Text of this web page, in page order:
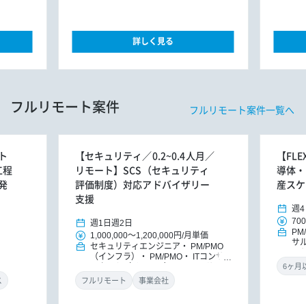
詳しく見る
フルリモート案件 フルリモート案件一覧へ
程
【セキュリティ／0.2~0.4人月／
リモート】SCS（セキュリティ
評価制度）対応アドバイザリー
支援
週1日 週2日
1,000,000～1,200,000円/月単価
セキュリティエンジニア
PM/PMO
（インフラ）
PM/PMO
ITコンサ
ント
DXコンサルタント
フルリモート 事業会社
【
導体
産ス
週4
サ